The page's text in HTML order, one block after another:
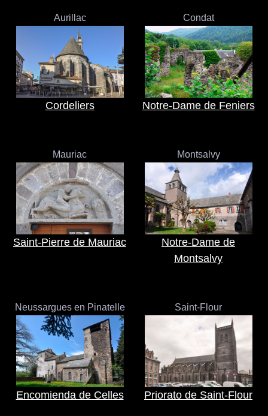
Aurillac
Cordeliers
Condat
Notre-Dame de Feniers
Mauriac
Saint-Pierre de Mauriac
Montsalvy
Notre-Dame de
Montsalvy
Neussargues en Pinatelle
Encomienda de Celles
Saint-Flour
Priorato de Saint-Flour